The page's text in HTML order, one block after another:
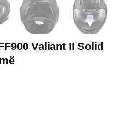
Valiant II Solid